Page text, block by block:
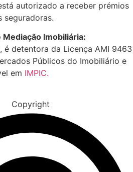
autorizado a receber prémios
seguradoras.
Imobiliária:
é detentora da Licença AMI 9463
Públicos do Imobiliário e
em IMPIC.
Copyright